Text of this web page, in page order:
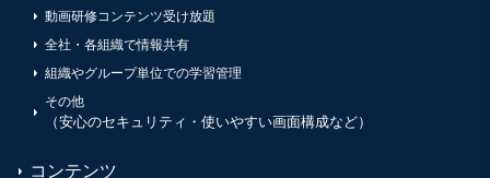
動画研修コンテンツ受け放題
全社・各組織で情報共有
組織やグループ単位での学習管理
その他
（安心のセキュリティ・使いやすい画面構成など）
コンテンツ